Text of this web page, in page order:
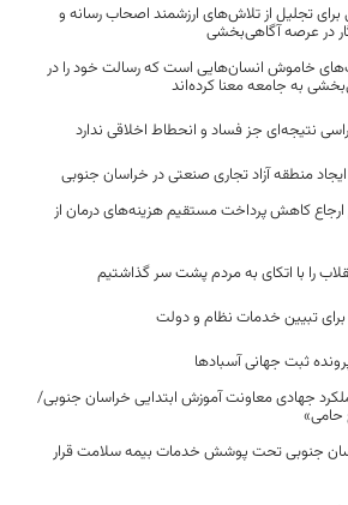
تجلیل از تلاش‌های ارزشمند اصحاب رسانه و
در عرصه آگاهی‌بخشی
خاموش انسان‌هایی است که رسالت خود را در
به جامعه معنا کرده‌اند
نتیجه‌ای جز فساد و انحطاط اخلاقی ندارد
منطقه آزاد تجاری صنعتی در خراسان جنوبی
کاهش پرداخت مستقیم هزینه‌های درمان از
را با اتکای به مردم پشت سر گذاشتیم
تبیین خدمات نظام و دولت
ثبت جهانی آسبادها
جهادی معاونت آموزش ابتدایی خراسان جنوبی/
خراسان جنوبی تحت پوشش خدمات بیمه سلامت قرار